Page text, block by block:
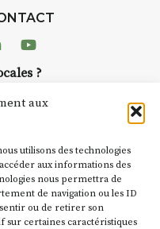
aux
utilisons des technologies
aux informations des
nous permettra de
de navigation ou les ID
ou de retirer son
sur certaines caractéristiques
organise
. Des artistes et
d’Auzon. Le
l’un de ces espaces
culturelles de
de Caractère. Par
Cochon
comme en
d’Auzon 2026
LinkedinYoutube
?
de Strada